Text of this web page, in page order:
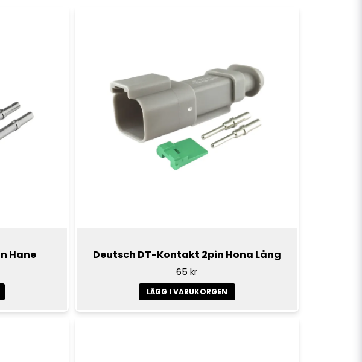
Skicka fråga
Hane Deutsch DT-Kontakt 2pin Hona Lång
65 kr
LÄGG I VARUKORGEN